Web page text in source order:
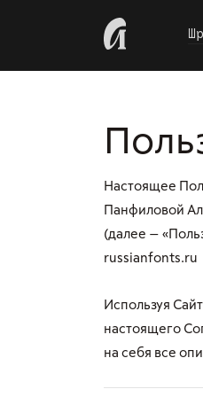
Настоящее
Панфиловой
(далее —
russianfonts.ru
Используя
настоящего
на себя все